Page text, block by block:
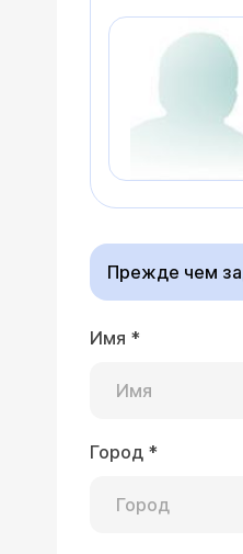
Прежде чем
Имя *
Город *